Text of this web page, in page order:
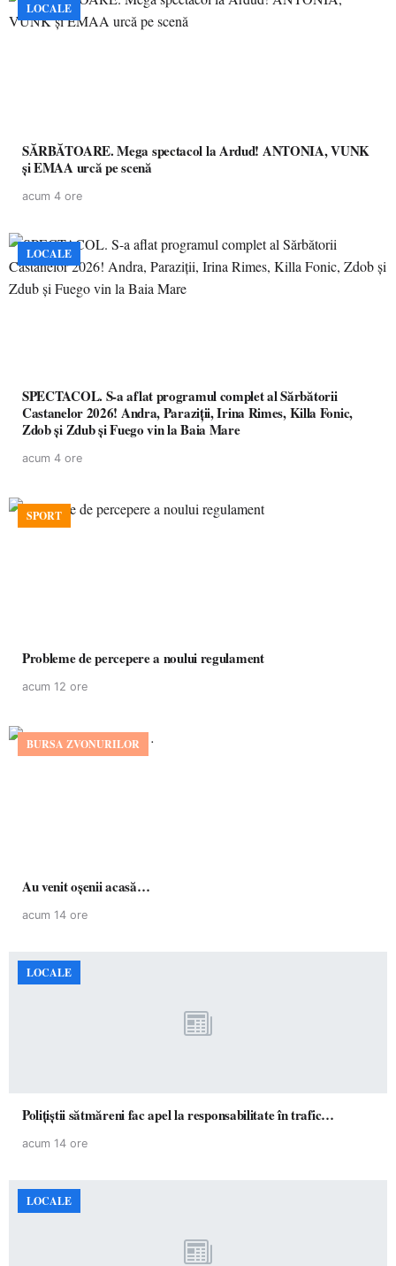
LOCALE
SĂRBĂTOARE. Mega spectacol la Ardud! ANTONIA, VUNK
și EMAA urcă pe scenă
acum 4 ore
LOCALE
SPECTACOL. S-a aflat programul complet al Sărbătorii
Castanelor 2026! Andra, Paraziții, Irina Rimes, Killa Fonic,
Zdob și Zdub și Fuego vin la Baia Mare
acum 4 ore
SPORT
Probleme de percepere a noului regulament
acum 12 ore
BURSA ZVONURILOR
Au venit oșenii acasă…
acum 14 ore
LOCALE
Polițiștii sătmăreni fac apel la responsabilitate în trafic…
acum 14 ore
LOCALE